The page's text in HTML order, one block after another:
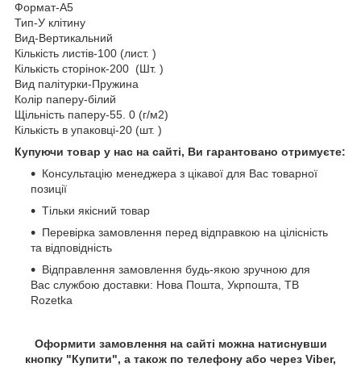
Формат-А5
Тип-У клітину
Вид-Вертикальний
Кількість листів-100 (лист. )
Кількість сторінок-200 (Шт. )
Вид палітурки-Пружина
Колір паперу-білий
Щільність паперу-55. 0 (г/м2)
Кількість в упаковці-20 (шт. )
Купуючи товар у нас на сайті, Ви гарантовано отримуєте:
Консультацію менеджера з цікавої для Вас товарної
позиції
Тільки якісний товар
Перевірка замовлення перед відправкою на цілісність
та відповідність
Відправлення замовлення будь-якою зручною для
Вас службою доставки: Нова Пошта, Укрпошта, ТВ
Rozetka
Оформити замовлення на сайті можна натиснувши
кнопку "Купити", а також по телефону або через Viber,